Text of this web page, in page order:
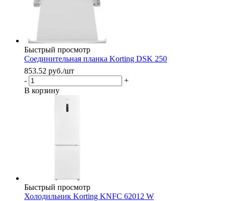
Быстрый просмотр
Соединительная планка Korting DSK 250
853.52 руб./шт
-
+
В корзину
Быстрый просмотр
Холодильник Korting KNFC 62012 W